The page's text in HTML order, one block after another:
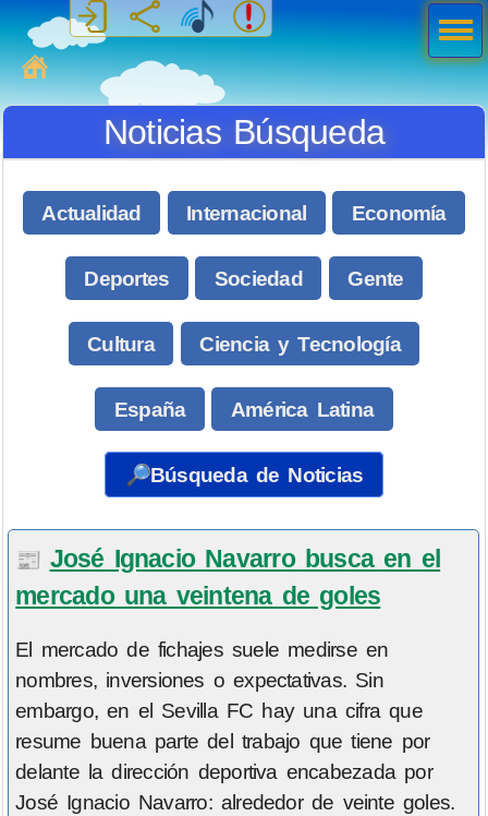
MiSabueso
Noticias Búsqueda
Actualidad Internacional Economía
Deportes Sociedad Gente
Cultura Ciencia y Tecnología
España América Latina
🔎Búsqueda de Noticias
📰 José Ignacio Navarro busca en el
mercado una veintena de goles
El mercado de fichajes suele medirse en
nombres, inversiones o expectativas. Sin
embargo, en el Sevilla FC hay una cifra que
resume buena parte del trabajo que tiene por
delante la dirección deportiva encabezada por
José Ignacio Navarro: alrededor de veinte goles.
Men
ú